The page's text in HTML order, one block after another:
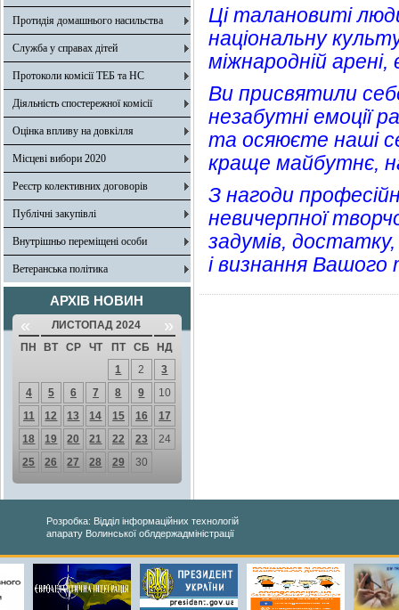
Протидія домашнього насильства
Служба у справах дітей
Протоколи комісії ТЕБ та НС
Діяльність спостережної комісії
Оцінка впливу на довкілля
Місцеві вибори 2020
Реєстр колективних договорів
Публічні закупівлі
Внутрішньо переміщені особи
Ветеранська політика
АРХІВ НОВИН
« ЛИСТОПАД 2024 »
ПН ВТ СР ЧТ ПТ СБ
НД
1
2
3
4
5 6 7 8 9
10
11
12 13 14 15 16
17
18
19 20 21 22 23
24
25
26 27 28 29 30
Ці талановиті
національну
міжнародній
Ви присвятили
незабутні емоції
та осяюєте наші
краще майбутнє,
З нагоди
невичерпної
задумів,
і визнання
Розробка: Відділ інформаційних технологій
апарату Волинської облдержадміністрації